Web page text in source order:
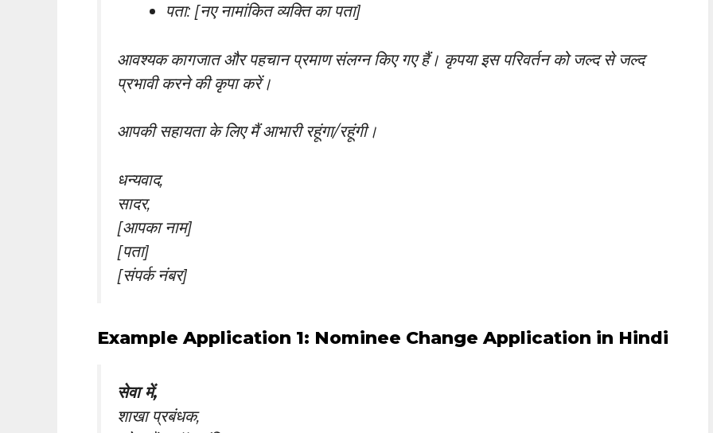
पता: [नए नामांकित व्यक्ति का पता]
आवश्यक कागजात और पहचान प्रमाण संलग्न किए गए हैं। कृपया इस परिवर्तन को जल्द से जल्द
प्रभावी करने की कृपा करें।
आपकी सहायता के लिए मैं आभारी रहूंगा/रहूंगी।
धन्यवाद,
सादर,
[आपका नाम]
[पता]
[संपर्क नंबर]
Example Application 1: Nominee Change Application in Hindi
सेवा में,
शाखा प्रबंधक,